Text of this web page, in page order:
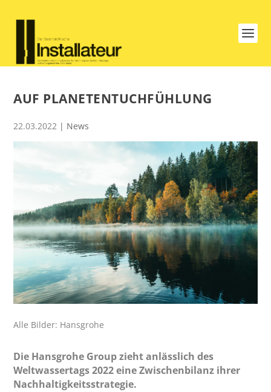
AUF PLANETENTUCHFÜHLUNG
22.03.2022 | News
Alle Bilder: Hansgrohe
Die Hansgrohe Group zieht anlässlich des
Weltwassertags 2022 eine Zwischenbilanz ihrer
Nachhaltigkeitsstrategie.